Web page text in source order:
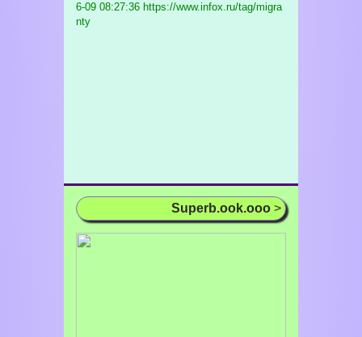
6-09 08:27:36 https://www.infox.ru/tag/migra
nty
Superb.ook.ooo >